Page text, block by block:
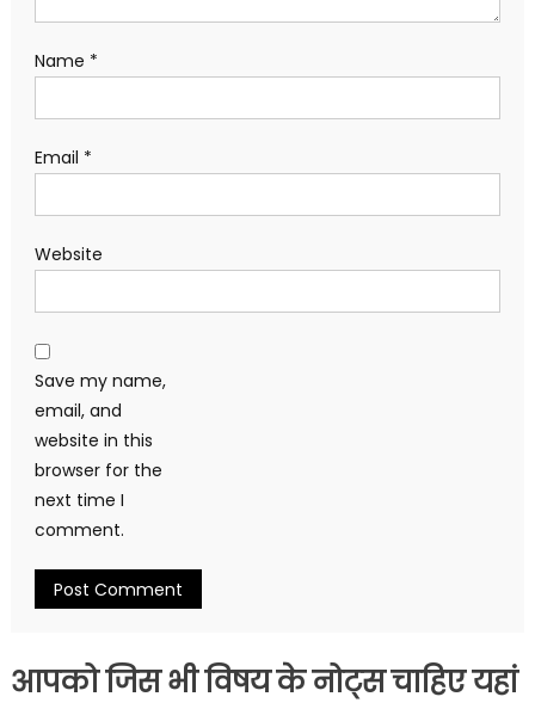
Name *
Email *
Website
Save my name,
email, and
website in this
browser for the
next time I
comment.
आपको जिस भी विषय के नोट्स चाहिए यहां